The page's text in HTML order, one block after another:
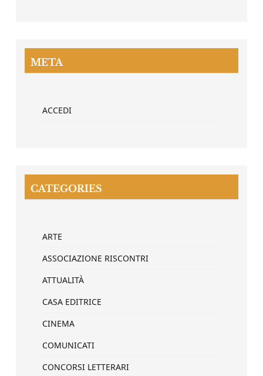
META
ACCEDI
CATEGORIES
ARTE
ASSOCIAZIONE RISCONTRI
ATTUALITÀ
CASA EDITRICE
CINEMA
COMUNICATI
CONCORSI LETTERARI